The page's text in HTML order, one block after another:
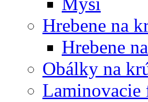
Hrebene na
Hrebene
Obálky na
Laminovacie